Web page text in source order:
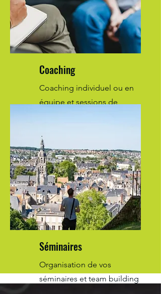
Coaching
Coaching individuel ou en
équipe et sessions de
Séminaires
Organisation de vos
séminaires et team building